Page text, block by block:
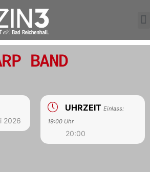
BAND
2026
UHRZEIT Einlass:
19:00 Uhr
20:00